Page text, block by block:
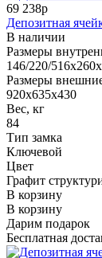
69 238р
Депозитная
В наличии
Размеры
146/220/
Размеры
920x635x430
Вес, кг
84
Тип замка
Ключевой
Цвет
Графит
В корзину
В корзину
Дарим подарок
Бесплатная